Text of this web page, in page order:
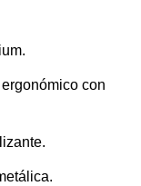
con